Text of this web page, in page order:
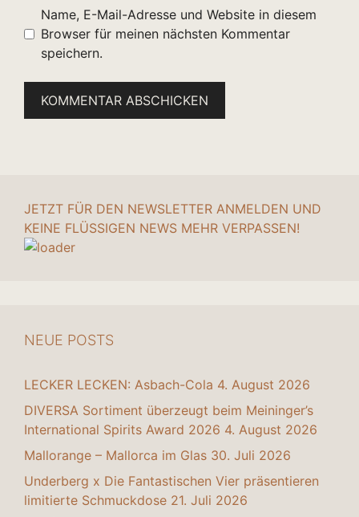
Name, E-Mail-Adresse und Website in diesem
Browser für meinen nächsten Kommentar
speichern.
JETZT FÜR DEN NEWSLETTER ANMELDEN UND
KEINE FLÜSSIGEN NEWS MEHR VERPASSEN!
NEUE POSTS
LECKER LECKEN: Asbach-Cola 4. August 2026
DIVERSA Sortiment überzeugt beim Meininger’s
International Spirits Award 2026 4. August 2026
Mallorange – Mallorca im Glas 30. Juli 2026
Underberg x Die Fantastischen Vier präsentieren
limitierte Schmuckdose 21. Juli 2026